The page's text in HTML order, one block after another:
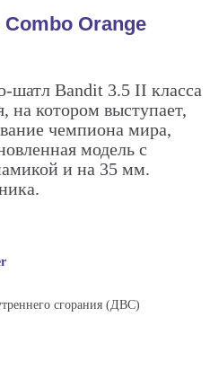
Orange
шатл Bandit 3.5 II класса
на котором выступает,
чемпиона мира,
модель с
и на 35 мм.
сгорания (ДВС)